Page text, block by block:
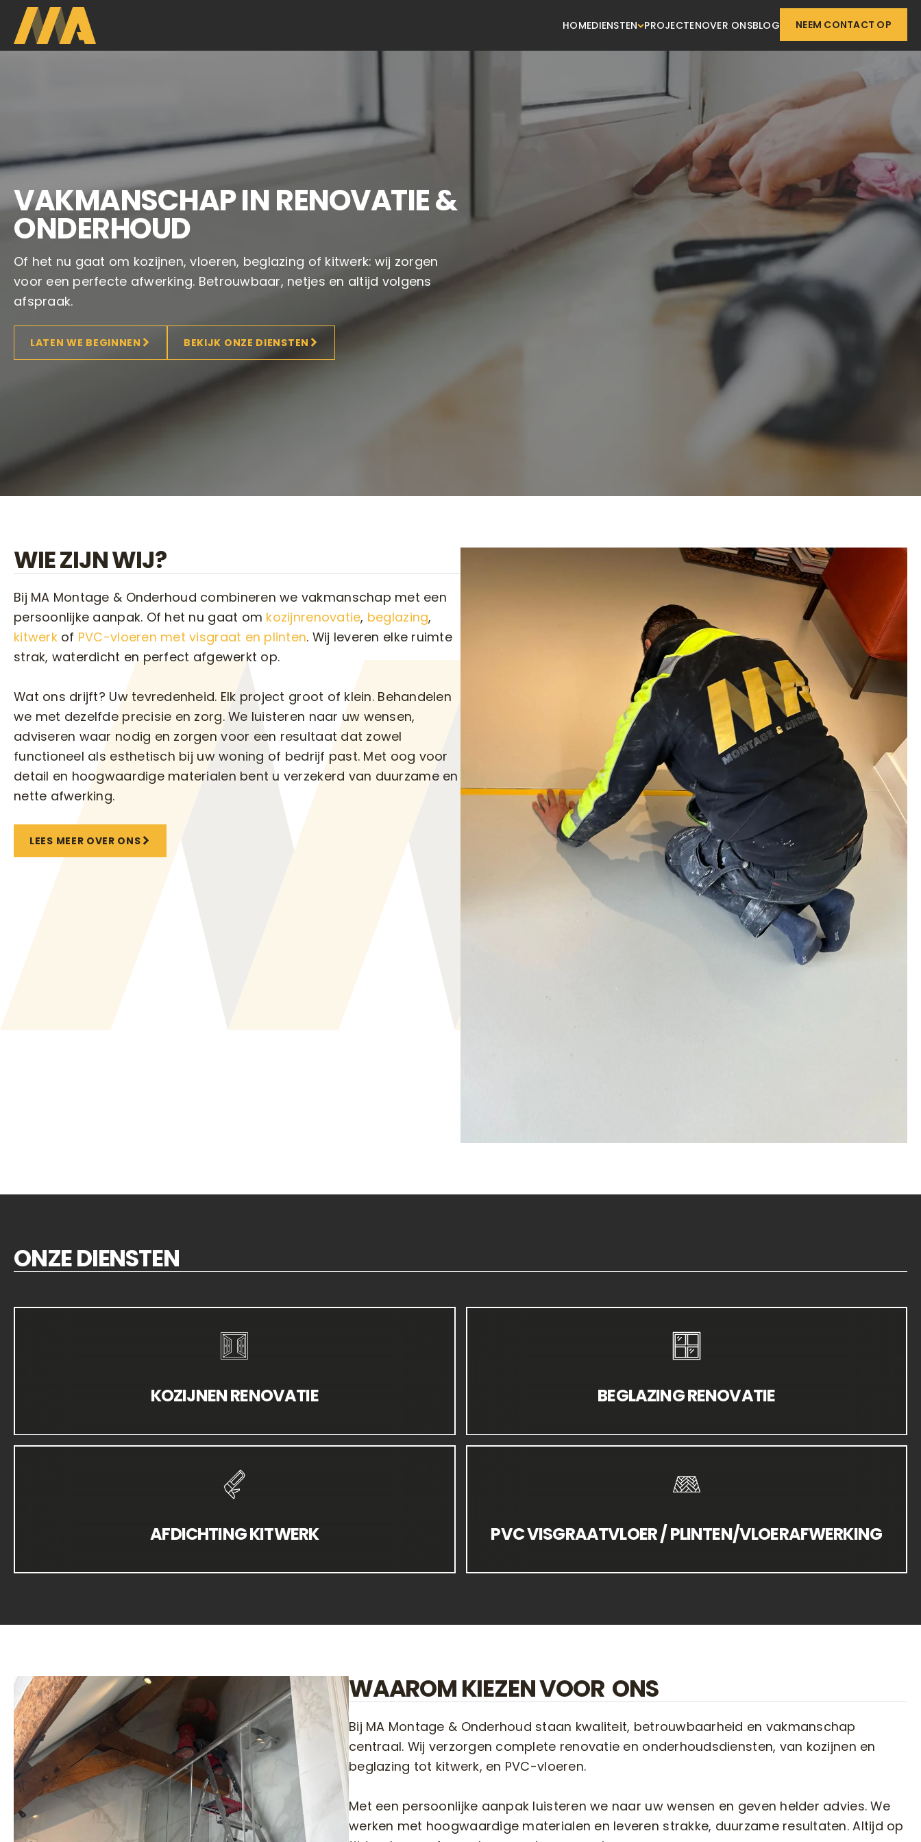
HOMEDIENSTEN PROJECTENOVER ONSBLOG NEEM CONTACT OP
VAKMANSCHAP IN RENOVATIE &
ONDERHOUD
Of het nu gaat om kozijnen, vloeren, beglazing of kitwerk: wij zorgen
voor een perfecte afwerking. Betrouwbaar, netjes en altijd volgens
afspraak.
LATEN WE BEGINNEN BEKIJK ONZE DIENSTEN
WIE ZIJN WIJ?
Bij MA Montage & Onderhoud combineren we vakmanschap met een
persoonlijke aanpak. Of het nu gaat om kozijnrenovatie, beglazing,
kitwerkof PVC-vloeren met visgraat en plinten. Wij leveren elke ruimte
strak, waterdicht en perfect afgewerkt op.
Wat ons drijft? Uw tevredenheid. Elk project groot of klein. Behandelen
we met dezelfde precisie en zorg. We luisteren naar uw wensen,
adviseren waar nodig en zorgen voor een resultaat dat zowel
functioneel als esthetisch bij uw woning of bedrijf past. Met oog voor
detail en hoogwaardige materialen bent u verzekerd van duurzame en
nette afwerking.
LEES MEER OVER ONS
ONZE DIENSTEN
KOZIJNEN RENOVATIE BEGLAZING RENOVATIE
AFDICHTING KITWERK PVC VISGRAATVLOER / PLINTEN/VLOERAFWERKING
WAAROM KIEZEN VOOR ONS
Bij MA Montage & Onderhoud staan kwaliteit, betrouwbaarheid en vakmanschap
centraal. Wij verzorgen complete renovatie en onderhoudsdiensten, van kozijnen en
beglazing tot kitwerk, en PVC-vloeren.
Met een persoonlijke aanpak luisteren we naar uw wensen en geven helder advies. We
werken met hoogwaardige materialen en leveren strakke, duurzame resultaten. Altijd op